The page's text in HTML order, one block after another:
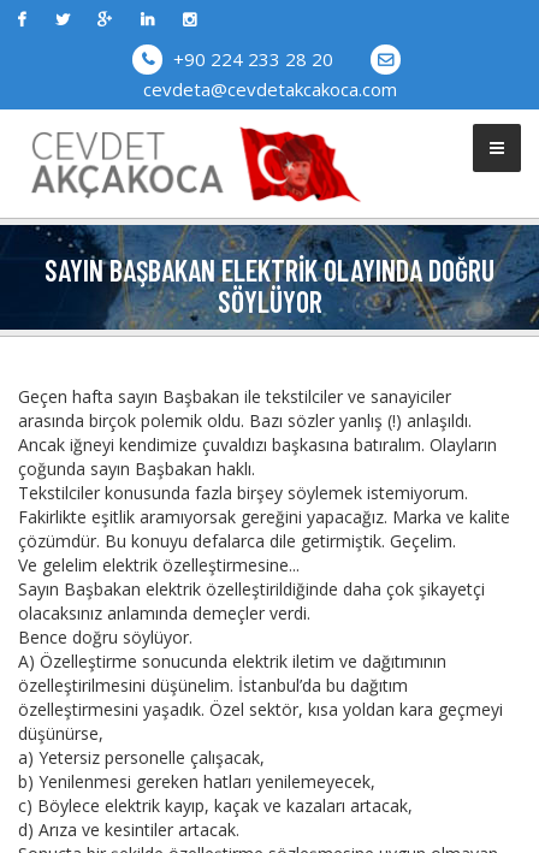
+90 224 233 28 20
cevdeta@cevdetakcakoca.com
SAYIN BAŞBAKAN ELEKTRIK OLAYINDA DOĞRU
SÖYLÜYOR
Geçen hafta sayın Başbakan ile tekstilciler ve sanayiciler
arasında birçok polemik oldu. Bazı sözler yanlış (!) anlaşıldı.
Ancak iğneyi kendimize çuvaldızı başkasına batıralım. Olayların
çoğunda sayın Başbakan haklı.
Tekstilciler konusunda fazla birşey söylemek istemiyorum.
Fakirlikte eşitlik aramıyorsak gereğini yapacağız. Marka ve kalite
çözümdür. Bu konuyu defalarca dile getirmiştik. Geçelim.
Ve gelelim elektrik özelleştirmesine...
Sayın Başbakan elektrik özelleştirildiğinde daha çok şikayetçi
olacaksınız anlamında demeçler verdi.
Bence doğru söylüyor.
A) Özelleştirme sonucunda elektrik iletim ve dağıtımının
özelleştirilmesini düşünelim. İstanbul’da bu dağıtım
özelleştirmesini yaşadık. Özel sektör, kısa yoldan kara geçmeyi
düşünürse,
a) Yetersiz personelle çalışacak,
b) Yenilenmesi gereken hatları yenilemeyecek,
c) Böylece elektrik kayıp, kaçak ve kazaları artacak,
d) Arıza ve kesintiler artacak.